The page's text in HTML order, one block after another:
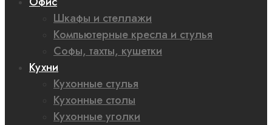
Шкафы и стеллажи
Компьютерные кресла и стулья
Софы, тахты, кушетки
Кухни
Кухонные стулья
Кухонные столы
Кухонные уголки